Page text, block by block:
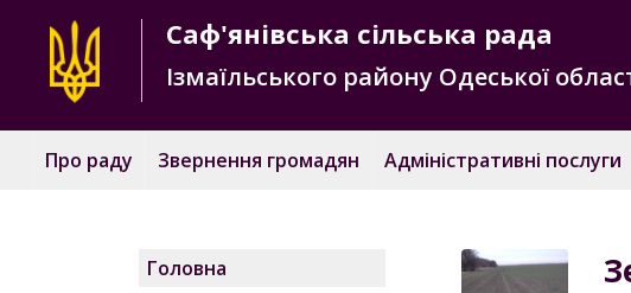
Саф'янівська сільська рада
Ізмаїльського району Одеської
Про раду Звернення громадян Адміністративні послуги
Головна